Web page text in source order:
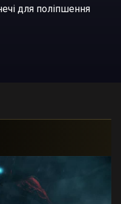
для поліпшення